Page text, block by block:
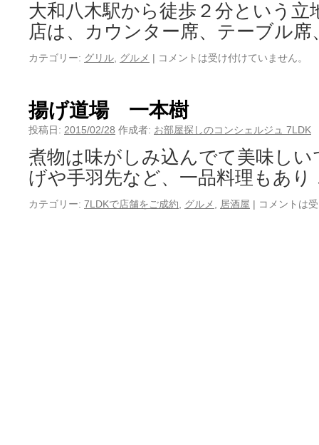
大和八木駅から徒歩２分という立
店は、カウンター席、テーブル
カテゴリー: グリル グルメ | コメントは受け付けていません。
揚げ道場 一本樹
投稿日: 2015/02/28 作成者: お部屋探しのコンシェルジュ 7LDK
煮物は味がしみ込んでて美味し
げや手羽先など、一品料理もあ
カテゴリー: 7LDKで店舗をご成約 グルメ 居酒屋 | コメントは